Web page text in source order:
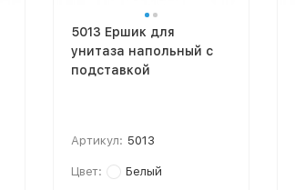
5013 Ершик для
унитаза напольный с
подставкой
Артикул: 5013
Цвет: Белый